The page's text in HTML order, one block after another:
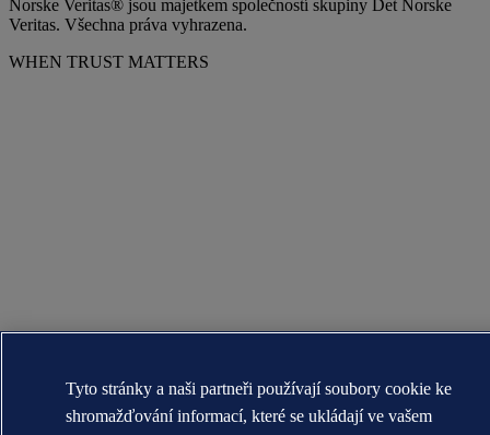
Norske Veritas® jsou majetkem společností skupiny Det Norske
Veritas. Všechna práva vyhrazena.
WHEN TRUST MATTERS
Tyto stránky a naši partneři používají soubory cookie ke
shromažďování informací, které se ukládají ve vašem